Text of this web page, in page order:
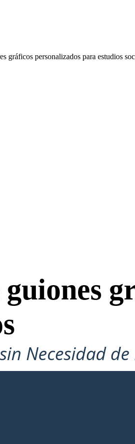
personalizados para estudios
guiones
Necesidad